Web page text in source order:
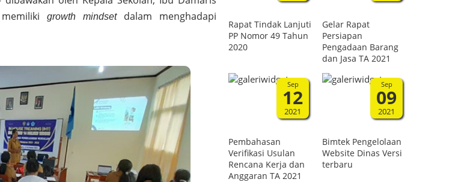
growth mindsetdalam menghadapi
Rapat Tindak Lanjuti
PP Nomor 49 Tahun
2020
Gelar Rapat
Persiapan
Pengadaan Barang
dan Jasa TA 2021
Sep
12
2021
Pembahasan
Verifikasi Usulan
Rencana Kerja dan
Anggaran TA 2021
Sep
09
2021
Bimtek Pengelolaan
Website Dinas Versi
terbaru